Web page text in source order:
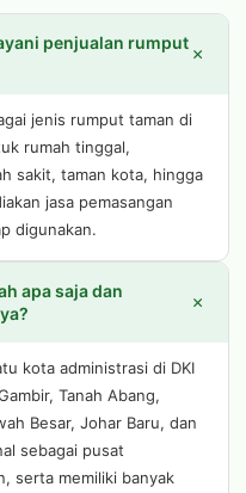
penjualan rumput+
jenis rumput taman di
rumah tinggal,
sakit, taman kota, hingga
jasa pemasangan
digunakan.
apa saja dan
+
kota administrasi di DKI
Tanah Abang,
Besar, Johar Baru, dan
sebagai pusat
serta memiliki banyak